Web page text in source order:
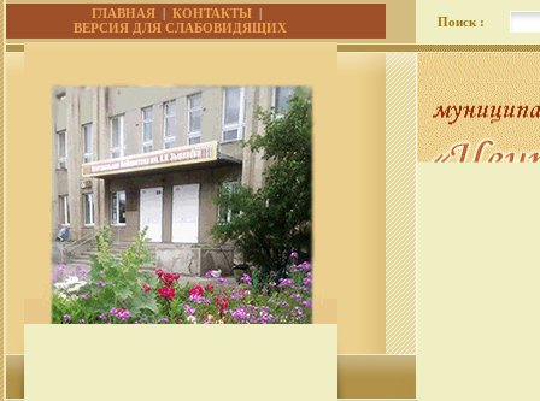
ГЛАВНАЯ |КОНТАКТЫ |
ВЕРСИЯ ДЛЯ СЛАБОВИДЯЩИХ
Поиск :